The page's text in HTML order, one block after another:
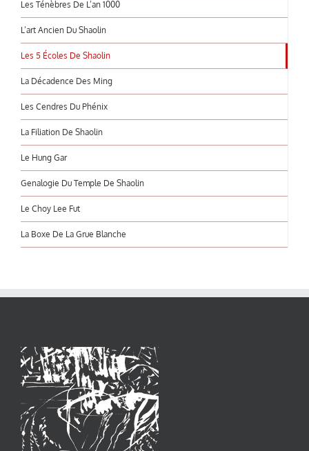
Les Ténèbres De L’an 1000
L’art Ancien Du Shaolin
Les 5 Écoles De Shaolin
La Décadence Des Ming
Les Cendres Du Phénix
La Filiation De Shaolin
Le Hung Gar
Genalogie Du Temple De Shaolin
Le Choy Lee Fut
La Boxe De La Grue Blanche